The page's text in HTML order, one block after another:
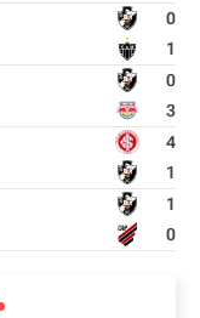
0
1
0
3
4
1
1
0